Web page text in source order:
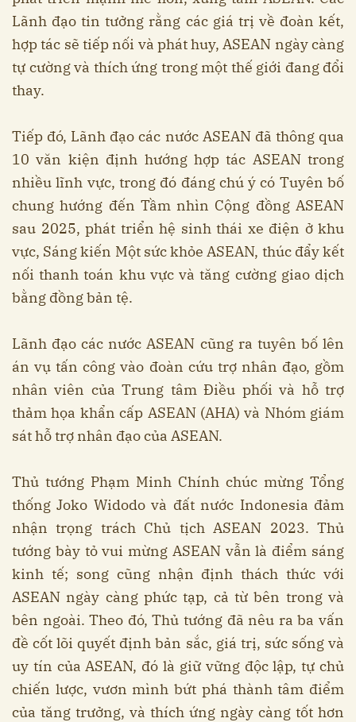
Lãnh đạo tin tưởng rằng các giá trị về đoàn kết,
hợp tác sẽ tiếp nối và phát huy, ASEAN ngày càng
tự cường và thích ứng trong một thế giới đang đổi
thay.
Tiếp đó, Lãnh đạo các nước ASEAN đã thông qua
10 văn kiện định hướng hợp tác ASEAN trong
nhiều lĩnh vực, trong đó đáng chú ý có Tuyên bố
chung hướng đến Tầm nhìn Cộng đồng ASEAN
sau 2025, phát triển hệ sinh thái xe điện ở khu
vực, Sáng kiến Một sức khỏe ASEAN, thúc đẩy kết
nối thanh toán khu vực và tăng cường giao dịch
bằng đồng bản tệ.
Lãnh đạo các nước ASEAN cũng ra tuyên bố lên
án vụ tấn công vào đoàn cứu trợ nhân đạo, gồm
nhân viên của Trung tâm Điều phối và hỗ trợ
thảm họa khẩn cấp ASEAN (AHA) và Nhóm giám
sát hỗ trợ nhân đạo của ASEAN.
Thủ tướng Phạm Minh Chính chúc mừng Tổng
thống Joko Widodo và đất nước Indonesia đảm
nhận trọng trách Chủ tịch ASEAN 2023. Thủ
tướng bày tỏ vui mừng ASEAN vẫn là điểm sáng
kinh tế; song cũng nhận định thách thức với
ASEAN ngày càng phức tạp, cả từ bên trong và
bên ngoài. Theo đó, Thủ tướng đã nêu ra ba vấn
đề cốt lõi quyết định bản sắc, giá trị, sức sống và
uy tín của ASEAN, đó là giữ vững độc lập, tự chủ
chiến lược, vươn mình bứt phá thành tâm điểm
của tăng trưởng, và thích ứng ngày càng tốt hơn